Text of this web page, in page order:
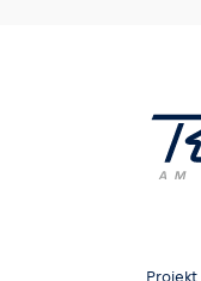
Projekt